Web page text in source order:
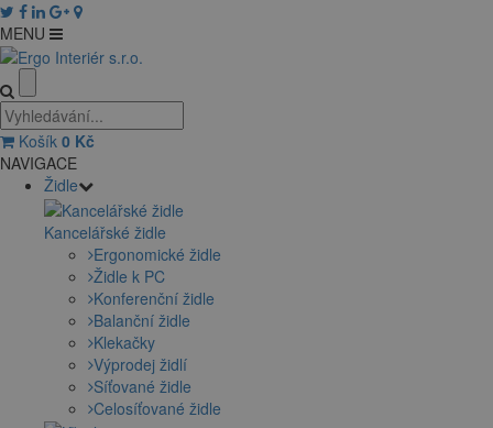
MENU
Košík 0 Kč
NAVIGACE
Židle
Kancelářské židle
Ergonomické židle
Židle k PC
Konferenční židle
Balanční židle
Klekačky
Výprodej židlí
Síťované židle
Celosíťované židle